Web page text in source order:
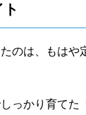
のは、もはや
っかり育てた